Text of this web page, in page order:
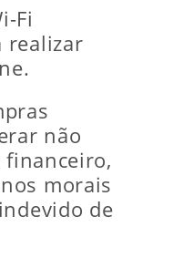
Fi
realizar
não
financeiro,
morais
de